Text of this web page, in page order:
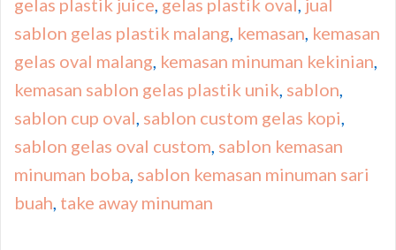
sablon gelas plastik malang kemasan kemasan
gelas oval malang kemasan minuman kekinian
kemasan sablon gelas plastik unik sablon
sablon cup oval sablon custom gelas kopi
sablon gelas oval custom sablon kemasan
minuman boba sablon kemasan minuman sari
buah take away minuman